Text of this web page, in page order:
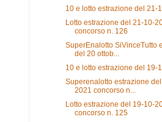
10 e lotto estrazione del 21-
Lotto estrazione del 21-10-
concorso n. 126
SuperEnalotto SiVinceTutto
del 20 ottob...
10 e lotto estrazione del 19-
Superenalotto estrazione
2021 concorso n...
Lotto estrazione del 19-10-
concorso n. 125